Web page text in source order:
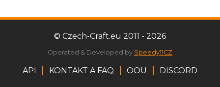
© Czech-Craft.eu 2011 - 2026
Operated & Developed by Speedy11CZ
API KONTAKT A FAQ OOU DISCORD